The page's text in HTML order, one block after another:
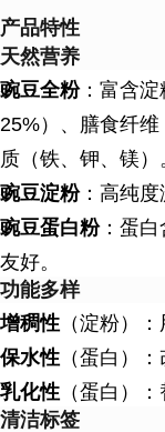
产品特性
天然营养
豌豆全粉：富含淀
25%）、膳食纤
质（铁、钾、镁）
豌豆淀粉：高纯度
豌豆蛋白粉：蛋白
友好。
功能多样
增稠性 （淀粉）
保水性 （蛋白）
乳化性 （蛋白）
清洁标签